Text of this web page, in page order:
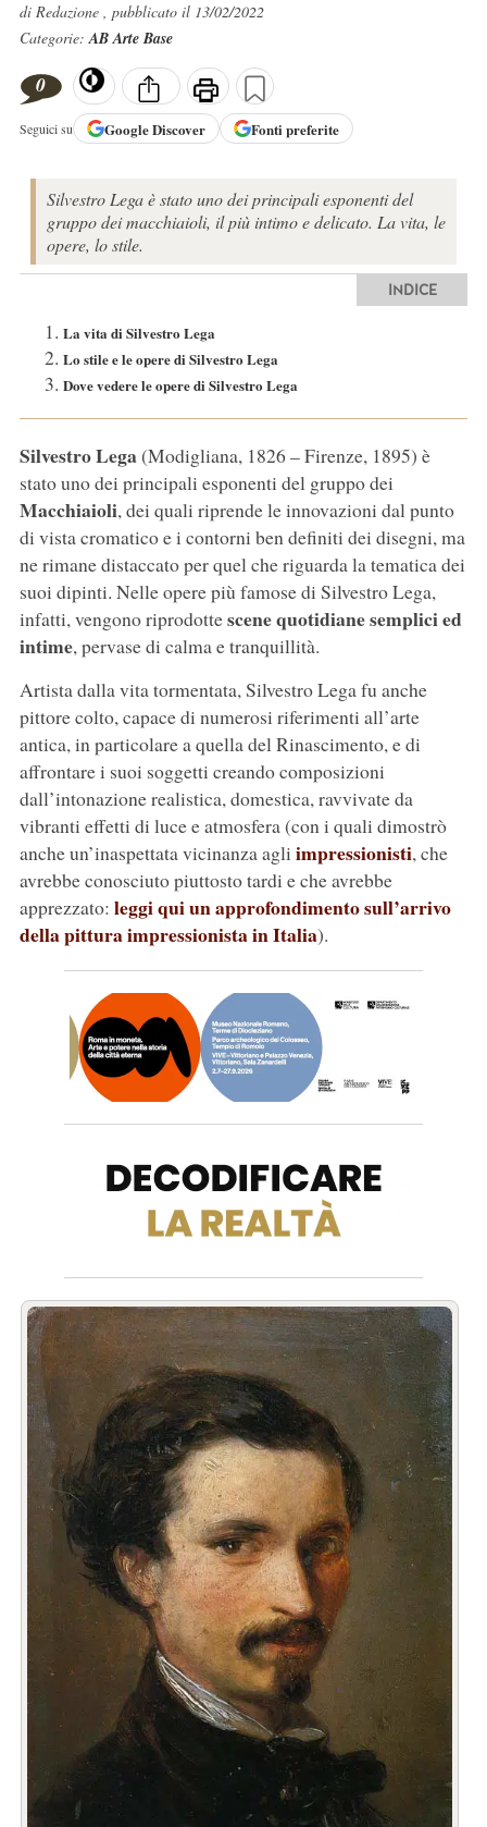
di Redazione , pubblicato il 13/02/2022
Categorie:AB Arte Base
0
Seguici su GoogleDiscover Fonti preferite
Silvestro Lega è stato uno dei principali esponenti del
gruppo dei macchiaioli, il più intimo e delicato. La vita, le
opere, lo stile.
INDICE
La vita di Silvestro Lega
Lo stile e le opere di Silvestro Lega
Dove vedere le opere di Silvestro Lega
Silvestro Lega(Modigliana, 1826 – Firenze, 1895) è
stato uno dei principali esponenti del gruppo dei
Macchiaioli, dei quali riprende le innovazioni dal punto
di vista cromatico e i contorni ben definiti dei disegni, ma
ne rimane distaccato per quel che riguarda la tematica dei
suoi dipinti. Nelle opere più famose di Silvestro Lega,
infatti, vengono riprodottescene quotidiane semplici ed
intime, pervase di calma e tranquillità.
Artista dalla vita tormentata, Silvestro Lega fu anche
pittore colto, capace di numerosi riferimenti all’arte
antica, in particolare a quella del Rinascimento, e di
affrontare i suoi soggetti creando composizioni
dall’intonazione realistica, domestica, ravvivate da
vibranti effetti di luce e atmosfera (con i quali dimostrò
anche un’inaspettata vicinanza agli impressionisti, che
avrebbe conosciuto piuttosto tardi e che avrebbe
apprezzato: leggi qui un approfondimento sull’arrivo
della pittura impressionista in Italia).